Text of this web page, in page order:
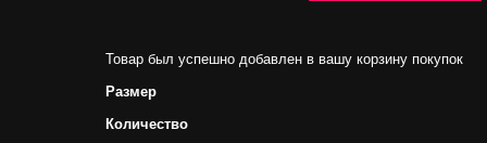
Товар был успешно добавлен в вашу корзину покупок
Размер
Количество